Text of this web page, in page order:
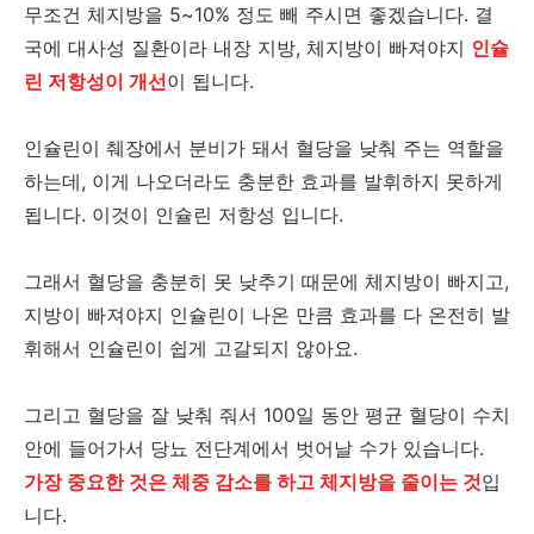
무조건 체지방을 5~10% 정도 빼 주시면 좋겠습니다. 결
국에 대사성 질환이라 내장 지방, 체지방이 빠져야지 인슐
린 저항성이 개선이 됩니다.
인슐린이 췌장에서 분비가 돼서 혈당을 낮춰 주는 역할을
하는데, 이게 나오더라도 충분한 효과를 발휘하지 못하게
됩니다. 이것이 인슐린 저항성 입니다.
그래서 혈당을 충분히 못 낮추기 때문에 체지방이 빠지고,
지방이 빠져야지 인슐린이 나온 만큼 효과를 다 온전히 발
휘해서 인슐린이 쉽게 고갈되지 않아요.
그리고 혈당을 잘 낮춰 줘서 100일 동안 평균 혈당이 수치
안에 들어가서 당뇨 전단계에서 벗어날 수가 있습니다.
가장 중요한 것은 체중 감소를 하고 체지방을 줄이는 것입
니다.